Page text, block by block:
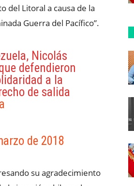
del Litoral a causa de la
Guerra del Pacífico”.
Nicolás
defendieron
a la
de salida
de 2018
su agradecimiento